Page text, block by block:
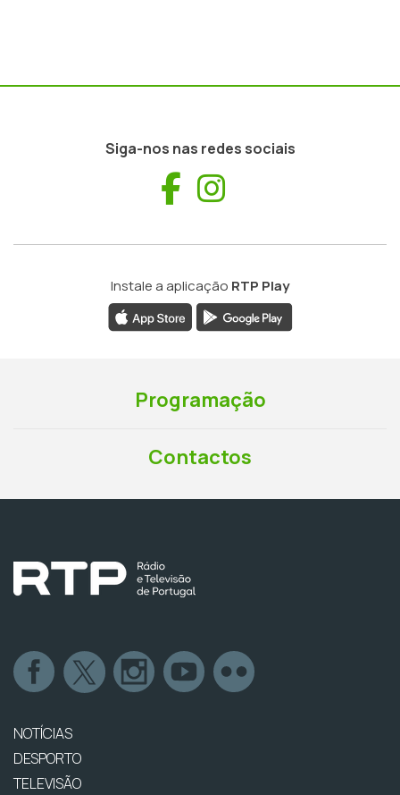
Siga-nos nas redes sociais
Facebook
Instale a aplicação RTP Play
Programação
Contactos
NOTÍCIAS
DESPORTO
TELEVISÃO